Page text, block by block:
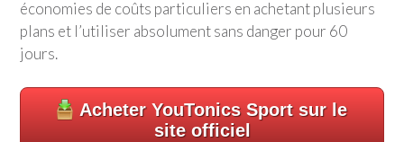
économies de coûts particuliers en achetant plusieurs
plans et l’utiliser absolument sans danger pour 60
jours.
Acheter YouTonics Sport sur le
site officiel